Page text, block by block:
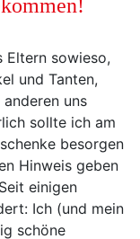
Eltern sowieso,
und Tanten,
uns
sollte ich am
besorgen
Hinweis geben
einigen
Ich (und mein
schöne